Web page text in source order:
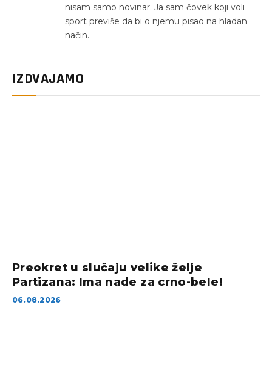
nisam samo novinar. Ja sam čovek koji voli
sport previše da bi o njemu pisao na hladan
način.
IZDVAJAMO
Preokret u slučaju velike želje
Partizana: Ima nade za crno-bele!
06.08.2026